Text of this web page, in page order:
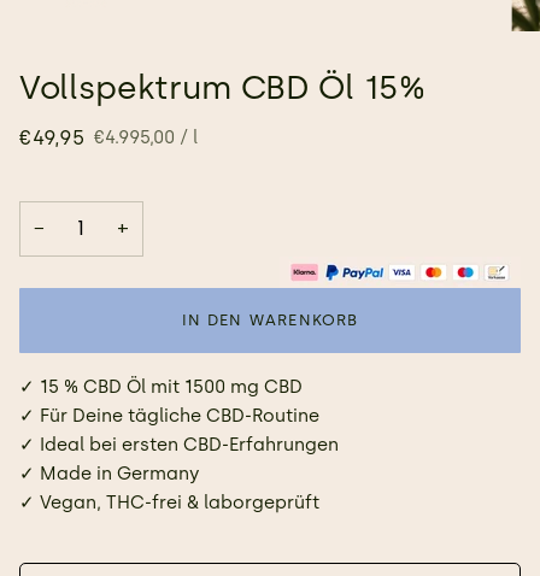
Vollspektrum CBD Öl 15%
€49,95 Stückpreis
€4.995,00 /pro
l
− +
IN DEN WARENKORB
✓ 15 % CBD Öl mit 1500 mg CBD
✓ Für Deine tägliche CBD-Routine
✓ Ideal bei ersten CBD-Erfahrungen
✓ Made in Germany
✓ Vegan, THC-frei & laborgeprüft